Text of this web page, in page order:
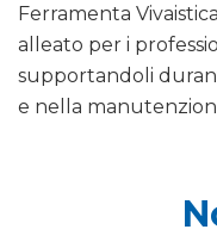
Ferramenta
alleato per i
supportandoli
e nella